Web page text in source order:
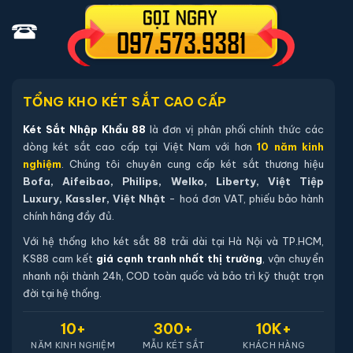
04 viên pin Alkaline AA mới chính hãng (đã lắp sẵn, dự
phòng tối thiểu 12 tháng).
Sách hướng dẫn sử dụng tiếng Việt.
phẩm).
Hướng dẫn mua Két sắt việt tiệp BO63BF
Pro màu trắng
Mua hàng tại két sắt nhập khẩu 88 bạn có thể
chon lựa những cách sau:
Cách 1 : Bạn chọn sản phẩm và ấn vào mua hàng hệ
thống sẽ chuyển đến trang checkout. Ở trang check
out bạn kiểm tra lại thông tin sản phẩm 1 lần nữa. Nếu
toán bạn cần để lại những thông tin cần thiết ở màn
TỔNG KHO KÉT SẮT CAO CẤP
Két Sắt Nhập Khẩu 88 là đơn vị phân phối chính thức các
dòng két sắt cao cấp tại Việt Nam với hơn10 năm kinh
nghiệm . Chúng tôi chuyên cung cấp két sắt thương hiệu
Bofa, Aifeibao, Philips, Welko, Liberty, Việt Tiệp
Luxury, Kassler, Việt Nhật - hoá đơn VAT, phiếu bảo hành
chính hãng đầy đủ.
Với hệ thống kho két sắt 88 trải dài tại Hà Nội và TP.HCM,
KS88 cam kết giá cạnh tranh nhất thị trường , vận chuyển
nhanh nội thành 24h, COD toàn quốc và bảo trì kỹ thuật trọn
đời tại hệ thống.
10+
NĂM KINH NGHIỆM
300+
MẪU KÉT SẮT
10K+
KHÁCH HÀNG